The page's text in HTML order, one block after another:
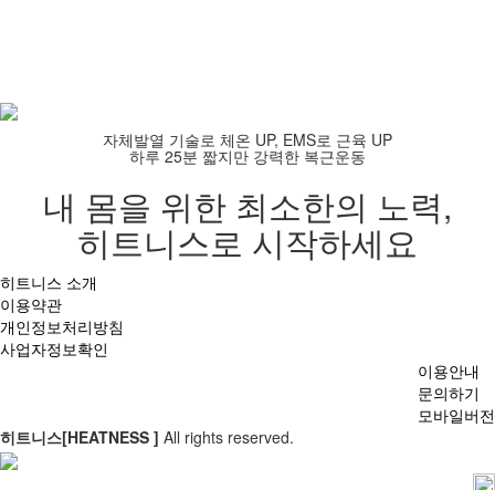
자체발열 기술로 체온 UP, EMS로 근육 UP
하루 25분 짧지만 강력한 복근운동
내 몸을 위한 최소한의 노력,
히트니스로 시작하세요
히트니스 소개
이용약관
개인정보처리방침
사업자정보확인
이용안내
문의하기
모바일버전
히트니스[HEATNESS ] All rights reserved.